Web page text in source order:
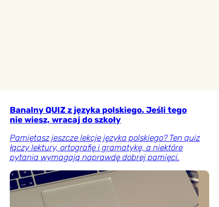
Banalny QUIZ z języka polskiego. Jeśli tego
nie wiesz, wracaj do szkoły
Pamiętasz jeszcze lekcje języka polskiego? Ten quiz
łączy lektury, ortografię i gramatykę, a niektóre
pytania wymagają naprawdę dobrej pamięci.